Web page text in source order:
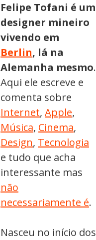
Felipe Tofani é um
designer mineiro
vivendo em
Berlin, lá na
Alemanha mesmo.
Aqui ele escreve e
comenta sobre
Internet, Apple,
Música, Cinema,
Design, Tecnologia
e tudo que acha
interessante mas
não
necessariamente é.
Nasceu no início dos